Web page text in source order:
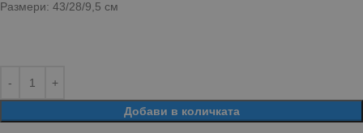
Размери: 43/28/9,5 см
Добави в количката